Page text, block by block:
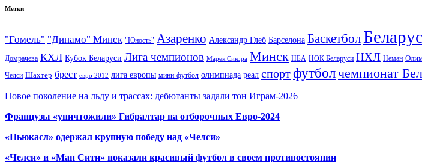
Метки
"Гомель" "Динамо" Минск "Юность" Азаренко Александр Глеб Барселона Баскетбол
Домрачева КХЛ Кубок Беларуси Лига чемпионов Марек Сикора Минск НБА НОК Беларуси НХЛ Неман
Челси Шахтер брест евро 2012 лига европы мини-футбол олимпиада реал спортфутболчемпионат
Новое поколение на льду и трассах: дебютанты задали тон Играм-2026
Французы «уничтожили» Гибралтар на отборочных Евро-2024
«Ньюкасл» одержал крупную победу над «Челси»
«Челси» и «Ман Сити» показали красивый футбол в своем противостоянии